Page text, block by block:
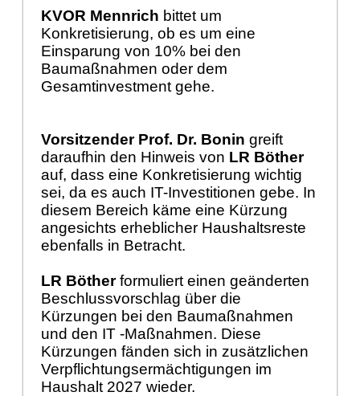
KVOR Mennrich bittet um
Konkretisierung, ob es um eine
Einsparung von 10% bei den
Baumaßnahmen oder dem
Gesamtinvestment gehe.
Vorsitzender Prof. Dr. Bonin greift
daraufhin den Hinweis von LR Böther
auf, dass eine Konkretisierung wichtig
sei, da es auch IT-Investitionen gebe. In
diesem Bereich käme eine Kürzung
angesichts erheblicher Haushaltsreste
ebenfalls in Betracht.
LR Bötherformuliert einen geänderten
Beschlussvorschlag über die
Kürzungen bei den Baumaßnahmen
und den IT -Maßnahmen. Diese
Kürzungen fänden sich in zusätzlichen
Verpflichtungsermächtigungen im
Haushalt 2027 wieder.